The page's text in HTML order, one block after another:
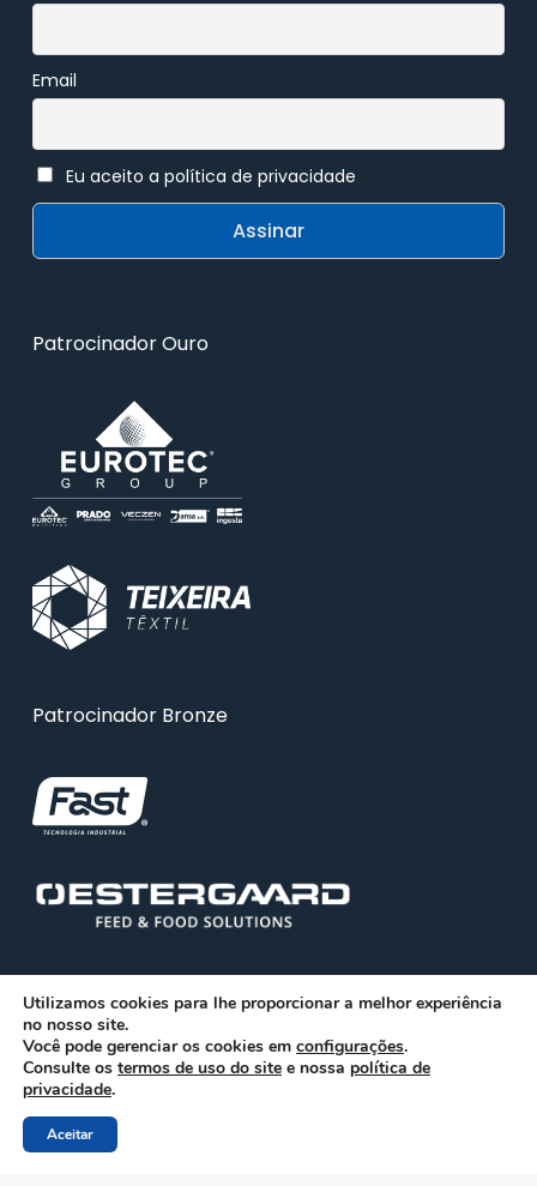
Email
Eu aceito a política de privacidade
Patrocinador Ouro
Patrocinador Bronze
© 2026 ABRA. Associação Brasileira de Reciclagem
Animal
facebook
linkedinyoutube
Utilizamos cookies para lhe proporcionar a melhor experiência
no nosso site.
Você pode gerenciar os cookies em configurações.
Consulte os termos de uso do site e nossa política de
privacidade.
Aceitar